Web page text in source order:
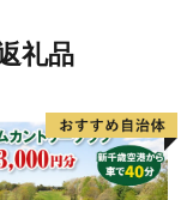
礼品